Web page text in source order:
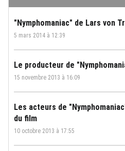
"Nymphomaniac" de Lars von
5 mars 2014 à 12:39
Le producteur de
15 novembre 2013 à 16:09
Les acteurs de
du film
10 octobre 2013 à 17:55